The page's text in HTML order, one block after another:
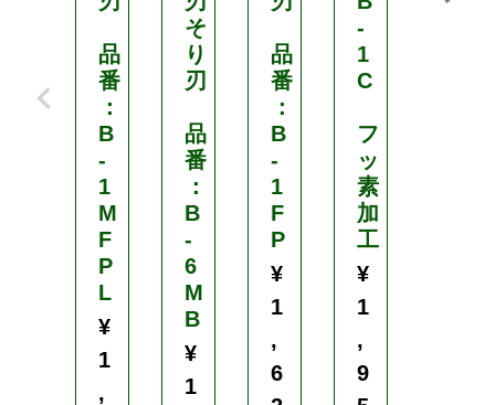
品
番
：
B
-
1
M
F
P
L
¥
1
,
そ
り
刃
品
番
：
B
-
6
M
B
¥
1
品
番
：
B
-
1
F
P
¥
1
,
6
-
1
C
フ
ッ
素
加
工
¥
1
,
9